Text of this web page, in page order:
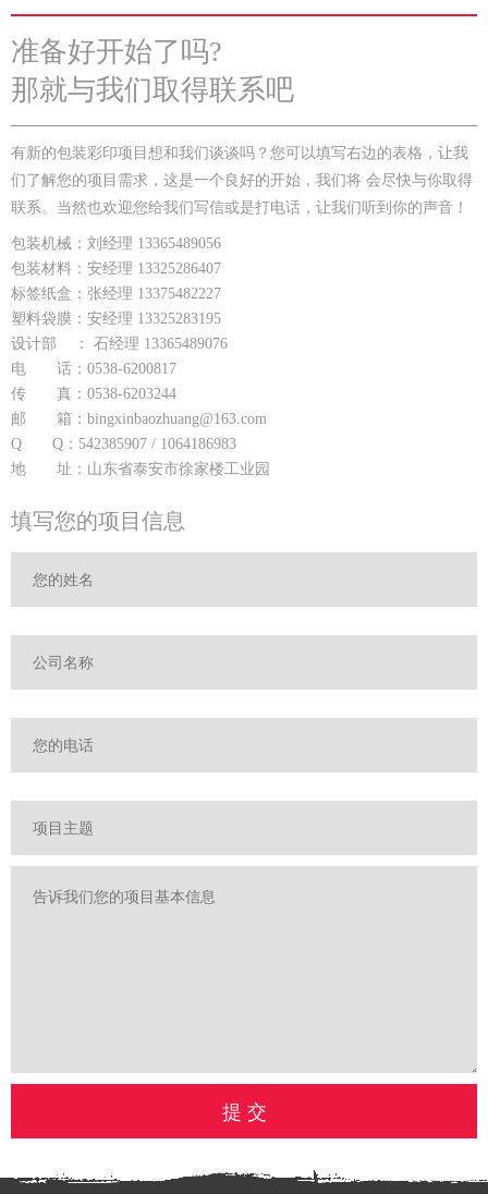
准备好开始了吗?
那就与我们取得联系吧
有新的包装彩印项目想和我们谈谈吗？您可以填写右边的表格，让我
们了解您的项目需求，这是一个良好的开始，我们将 会尽快与你取得
联系。当然也欢迎您给我们写信或是打电话，让我们听到你的声音！
包装机械：刘经理 13365489056
包装材料：安经理 13325286407
标签纸盒：张经理 13375482227
塑料袋膜：安经理 13325283195
设计部 ： 石经理 13365489076
电 话：0538-6200817
传 真：0538-6203244
邮 箱：bingxinbaozhuang@163.com
Q Q：542385907 / 1064186983
地 址：山东省泰安市徐家楼工业园
填写您的项目信息